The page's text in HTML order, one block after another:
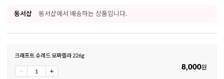
동서샵 동서샵에서 배송하는 상품입니다.
크래프트 슈레드 모짜렐라 226g
8,000원